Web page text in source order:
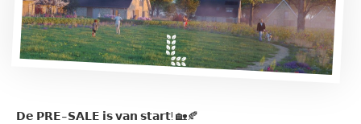
𝗗𝗲 𝗣𝗥𝗘-𝗦𝗔𝗟𝗘 𝗶𝘀 𝘃𝗮𝗻 𝘀𝘁𝗮𝗿𝘁! 🏡🍂